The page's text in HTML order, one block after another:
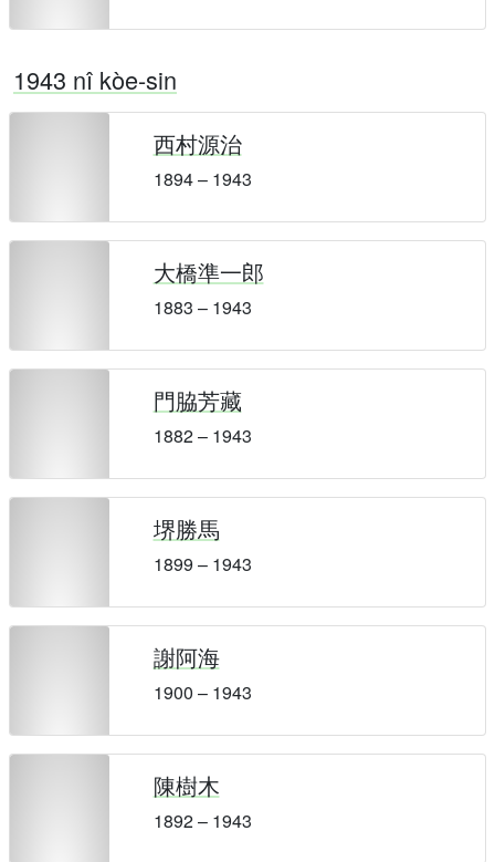
1943 nî kòe-sin
西村源治
1894 – 1943
大橋準一郎
1883 – 1943
門脇芳藏
1882 – 1943
堺勝馬
1899 – 1943
謝阿海
1900 – 1943
陳樹木
1892 – 1943